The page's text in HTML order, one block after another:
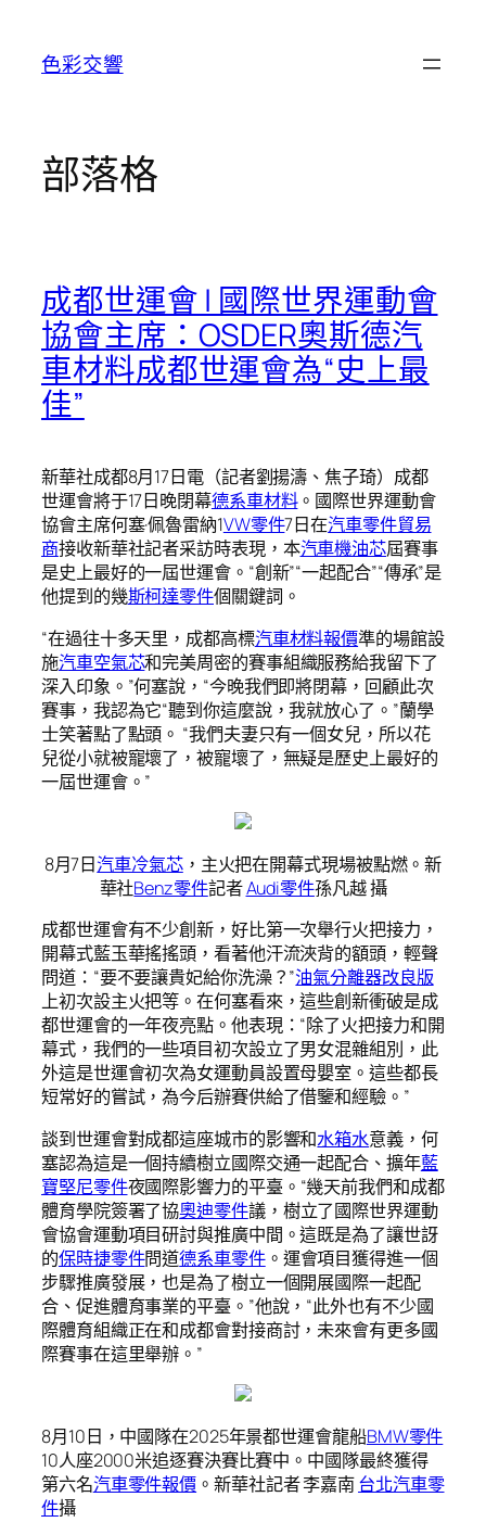
色彩交響
部落格
成都世運會 | 國際世界運動會
協會主席：OSDER奧斯德汽
車材料成都世運會為“史上最
佳”
新華社成都8月17日電（記者劉揚濤、焦子琦）成都
世運會將于17日晚閉幕德系車材料。國際世界運動會
協會主席何塞·佩魯雷納1VW零件7日在汽車零件貿易
商接收新華社記者采訪時表現，本汽車機油芯屆賽事
是史上最好的一屆世運會。“創新”“一起配合”“傳承”是
他提到的幾斯柯達零件個關鍵詞。
“在過往十多天里，成都高標汽車材料報價準的場館設
施汽車空氣芯和完美周密的賽事組織服務給我留下了
深入印象。”何塞說，“今晚我們即將閉幕，回顧此次
賽事，我認為它“聽到你這麼說，我就放心了。”蘭學
士笑著點了點頭。 “我們夫妻只有一個女兒，所以花
兒從小就被寵壞了，被寵壞了，無疑是歷史上最好的
一屆世運會。”
8月7日汽車冷氣芯，主火把在開幕式現場被點燃。新
華社Benz零件記者Audi零件孫凡越 攝
成都世運會有不少創新，好比第一次舉行火把接力，
開幕式藍玉華搖搖頭，看著他汗流浹背的額頭，輕聲
問道：“要不要讓貴妃給你洗澡？”油氣分離器改良版
上初次設主火把等。在何塞看來，這些創新衝破是成
都世運會的一年夜亮點。他表現：“除了火把接力和開
幕式，我們的一些項目初次設立了男女混雜組別，此
外這是世運會初次為女運動員設置母嬰室。這些都長
短常好的嘗試，為今后辦賽供給了借鑒和經驗。”
談到世運會對成都這座城市的影響和水箱水意義，何
塞認為這是一個持續樹立國際交通一起配合、擴年藍
寶堅尼零件夜國際影響力的平臺。“幾天前我們和成都
體育學院簽署了協奧迪零件議，樹立了國際世界運動
會協會運動項目研討與推廣中間。這既是為了讓世訝
的保時捷零件問道德系車零件。運會項目獲得進一個
步驟推廣發展，也是為了樹立一個開展國際一起配
合、促進體育事業的平臺。”他說，“此外也有不少國
際體育組織正在和成都會對接商討，未來會有更多國
際賽事在這里舉辦。”
8月10日，中國隊在2025年景都世運會龍船BMW零件
10人座2000米追逐賽決賽比賽中。中國隊最終獲得
第六名汽車零件報價 。新華社記者 李嘉南台北汽車零
件攝